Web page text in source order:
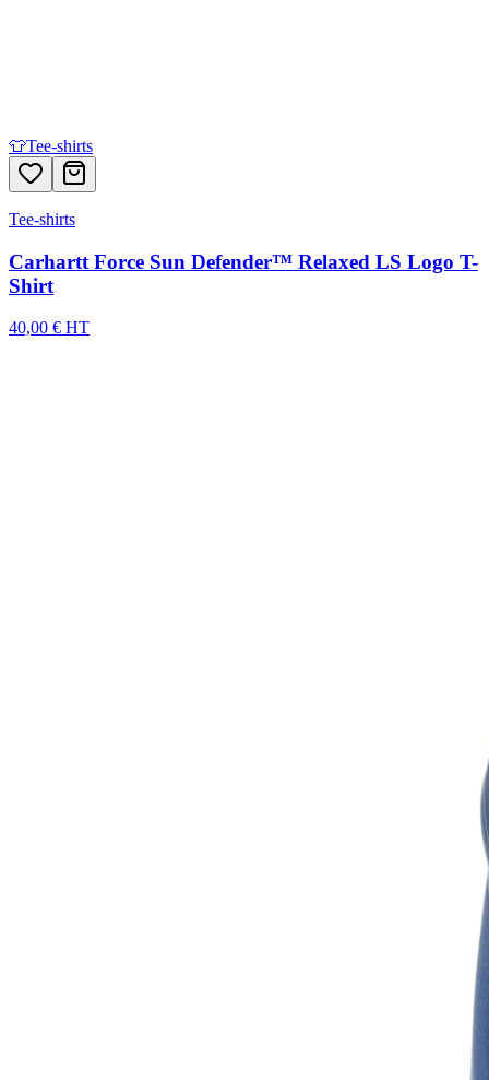
👕Tee-shirts
Tee-shirts
Carhartt Force Sun Defender™ Relaxed LS Logo T-
Shirt
40,00 € HT